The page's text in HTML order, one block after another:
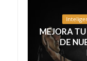
MEJORA
DE